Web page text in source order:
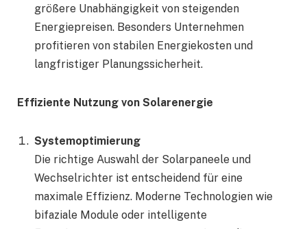
größere Unabhängigkeit von steigenden
Energiepreisen. Besonders Unternehmen
profitieren von stabilen Energiekosten und
langfristiger Planungssicherheit.
Effiziente Nutzung von Solarenergie
Systemoptimierung
Die richtige Auswahl der Solarpaneele und
Wechselrichter ist entscheidend für eine
maximale Effizienz. Moderne Technologien wie
bifaziale Module oder intelligente